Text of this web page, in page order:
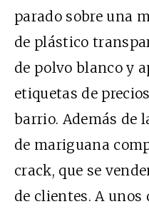
parado sobre una
de plástico
de polvo blanco y
etiquetas de
barrio. Además de
de mariguana
crack, que se
de clientes. A unos